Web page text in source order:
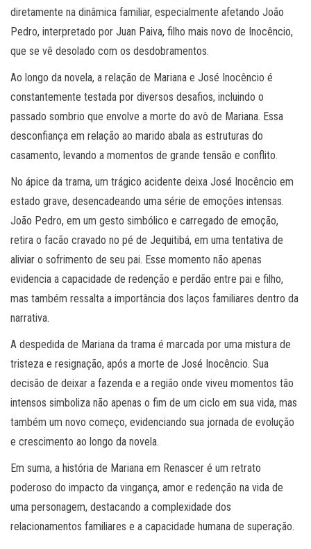
diretamente na dinâmica familiar, especialmente afetando João
Pedro, interpretado por Juan Paiva, filho mais novo de Inocêncio,
que se vê desolado com os desdobramentos.
Ao longo da novela, a relação de Mariana e José Inocêncio é
constantemente testada por diversos desafios, incluindo o
passado sombrio que envolve a morte do avô de Mariana. Essa
desconfiança em relação ao marido abala as estruturas do
casamento, levando a momentos de grande tensão e conflito.
No ápice da trama, um trágico acidente deixa José Inocêncio em
estado grave, desencadeando uma série de emoções intensas.
João Pedro, em um gesto simbólico e carregado de emoção,
retira o facão cravado no pé de Jequitibá, em uma tentativa de
aliviar o sofrimento de seu pai. Esse momento não apenas
evidencia a capacidade de redenção e perdão entre pai e filho,
mas também ressalta a importância dos laços familiares dentro da
narrativa.
A despedida de Mariana da trama é marcada por uma mistura de
tristeza e resignação, após a morte de José Inocêncio. Sua
decisão de deixar a fazenda e a região onde viveu momentos tão
intensos simboliza não apenas o fim de um ciclo em sua vida, mas
também um novo começo, evidenciando sua jornada de evolução
e crescimento ao longo da novela.
Em suma, a história de Mariana em Renascer é um retrato
poderoso do impacto da vingança, amor e redenção na vida de
uma personagem, destacando a complexidade dos
relacionamentos familiares e a capacidade humana de superação.